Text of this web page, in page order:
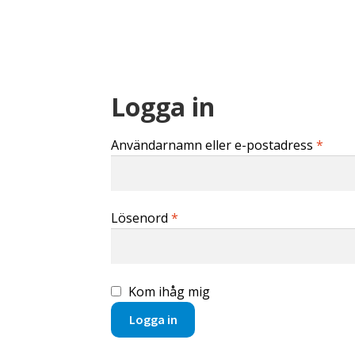
Logga in
Användarnamn eller e-postadress*
Lösenord*
Kom ihåg mig
Logga in